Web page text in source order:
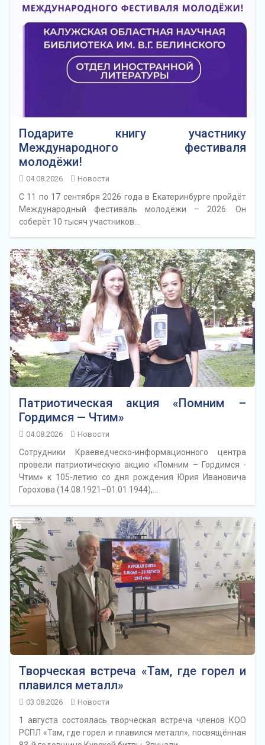
Подарите книгу участнику
Международного фестиваля
молодёжи!
04.08.2026 Новости
С 11 по 17 сентября 2026 года в Екатеринбурге пройдёт
Международный фестиваль молодёжи – 2026. Он
соберёт 10 тысяч участников…
Патриотическая акция «Помним –
Гордимся — Чтим»
04.08.2026 Новости
Сотрудники Краеведческо-информационного центра
провели патриотическую акцию «Помним – Гордимся -
Чтим» к 105-летию со дня рождения Юрия Ивановича
Горохова (14.08.1921–01.01.1944),…
Творческая встреча «Там, где горел и
плавился металл»
03.08.2026 Новости
1 августа состоялась творческая встреча членов КОО
РСПЛ «Там, где горел и плавился металл», посвящённая